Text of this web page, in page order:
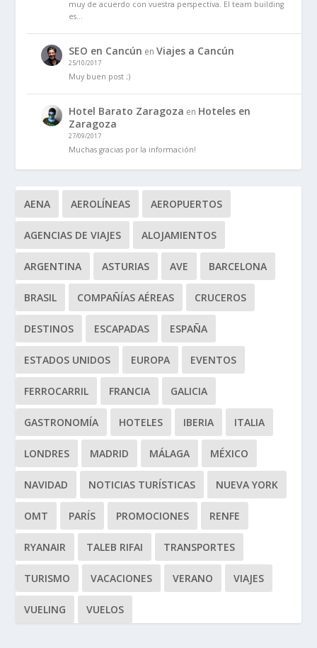
muy de acuerdo con vuestra perspectiva. El team building
es…
SEO en Cancún enViajes a Cancún
25/10/2017
Muy buen post ;)
Hotel Barato Zaragoza en Hoteles en
Zaragoza
27/09/2017
Muchas gracias por la información!
AENA AEROLÍNEAS AEROPUERTOS
AGENCIAS DE VIAJES ALOJAMIENTOS
ARGENTINA ASTURIAS AVE BARCELONA
BRASIL COMPAÑÍAS AÉREAS CRUCEROS
DESTINOS ESCAPADAS ESPAÑA
ESTADOS UNIDOS EUROPA EVENTOS
FERROCARRIL FRANCIA GALICIA
GASTRONOMÍA HOTELES IBERIA ITALIA
LONDRES MADRID MÁLAGA MÉXICO
NAVIDAD NOTICIAS TURÍSTICAS NUEVA YORK
OMT PARÍS PROMOCIONES RENFE
RYANAIR TALEB RIFAI TRANSPORTES
TURISMO VACACIONES VERANO VIAJES
VUELING VUELOS